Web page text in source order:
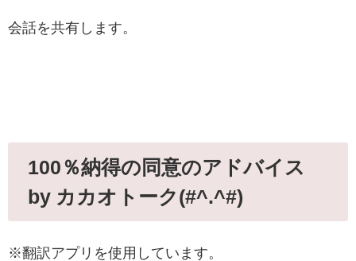
会話を共有します。
100％納得の同意のアドバイス
by カカオトーク(#^.^#)
※翻訳アプリを使用しています。